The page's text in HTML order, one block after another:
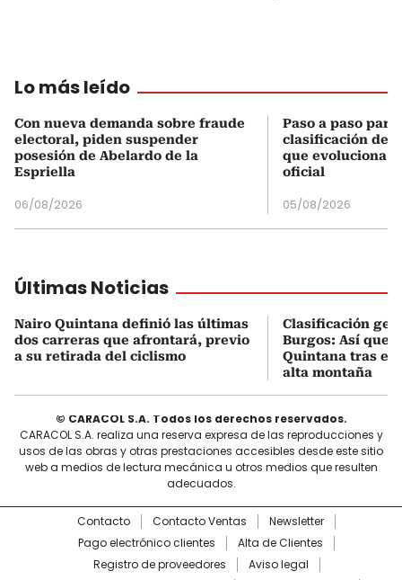
Lo más leído
Con nueva demanda sobre fraude
electoral, piden suspender
posesión de Abelardo de la
Espriella
06/08/2026
Paso a paso
clasificación del
que evoluciona
oficial
05/08/2026
Últimas Noticias
Nairo Quintana definió las últimas
dos carreras que afrontará, previo
a su retirada del ciclismo
Clasificación
Burgos: Así
Quintana tras
alta montaña
© CARACOL S.A. Todos los derechos reservados.
CARACOL S.A. realiza una reserva expresa de las reproducciones y
usos de las obras y otras prestaciones accesibles desde este sitio
web a medios de lectura mecánica u otros medios que resulten
adecuados.
Contacto Contacto Ventas
Newsletter
Pago electrónico clientes
Alta de Clientes
Registro de proveedores
Aviso legal